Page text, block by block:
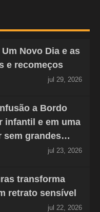
Novo Dia e as
e recomeços
jul 29, 2026
a Bordo
infantil e em uma
sem grandes…
jul 23, 2026
transforma
retrato sensível
jul 22, 2026